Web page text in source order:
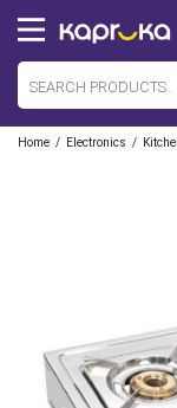
Home / Electronics /